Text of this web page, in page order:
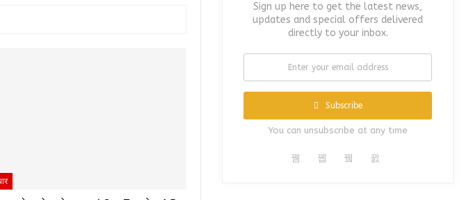
Sign up here to get the latest news,
updates and special offers delivered
directly to your inbox.
Subscribe
You can unsubscribe at any time